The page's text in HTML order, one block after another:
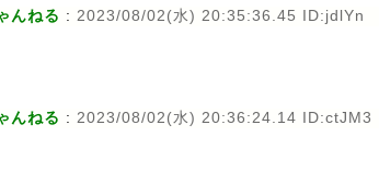
んねる : 2023/08/02(水) 20:35:36.45 ID:jdlYn
んねる : 2023/08/02(水) 20:36:24.14 ID:ctJM3